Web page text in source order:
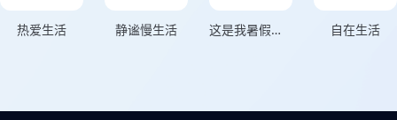
热爱生活 静谧慢生活 这是我暑假的生活 自在生活